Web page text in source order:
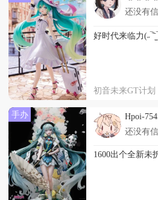
还没有
好时代来临力
初音未来GT计划
手办 Hpoi-
还没有
1600出个全新未